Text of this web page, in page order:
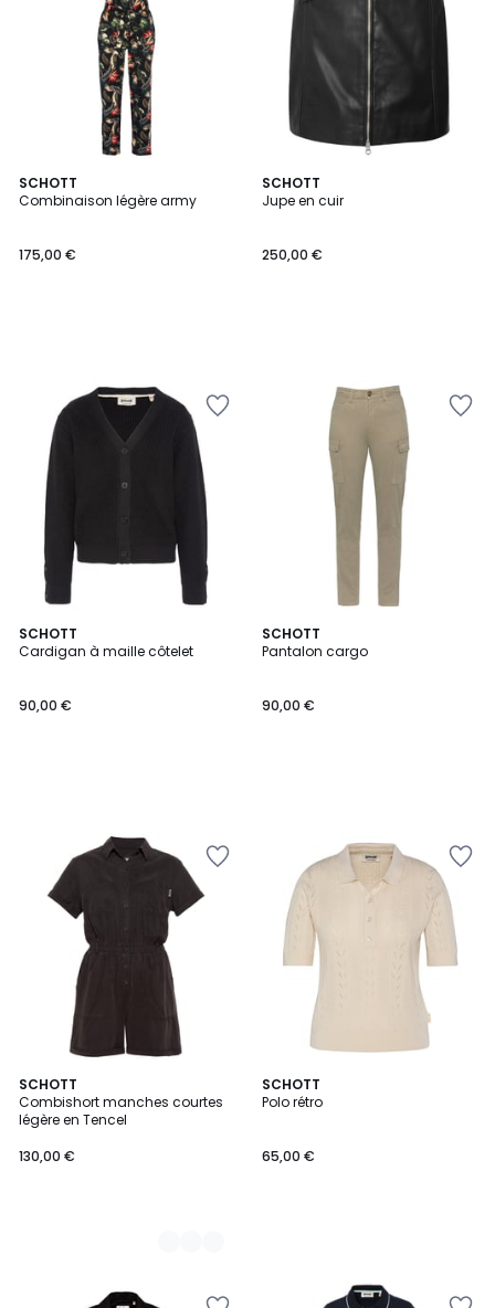
SCHOTT
Combinaison légère army
175,00 €
SCHOTT
Jupe en cuir
250,00 €
SCHOTT
Cardigan à maille côtelet
90,00 €
SCHOTT
Pantalon cargo
90,00 €
SCHOTT
Combishort manches courtes
légère en Tencel
130,00 €
3
Couleurs
SCHOTT
Polo rétro
65,00 €